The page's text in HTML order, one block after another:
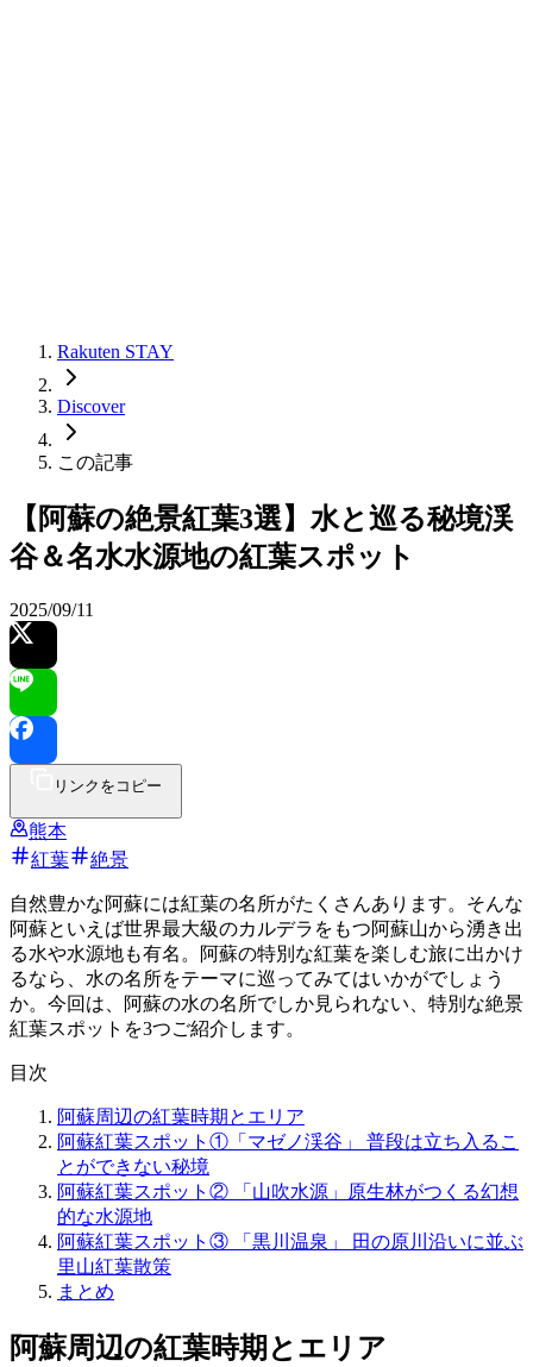
Rakuten STAY
Discover
この記事
【阿蘇の絶景紅葉3選】水と巡る秘境渓
谷＆名水水源地の紅葉スポット
2025/09/11
リンクをコピー
熊本
紅葉
絶景
自然豊かな阿蘇には紅葉の名所がたくさんあります。そんな
阿蘇といえば世界最大級のカルデラをもつ阿蘇山から湧き出
る水や水源地も有名。阿蘇の特別な紅葉を楽しむ旅に出かけ
るなら、水の名所をテーマに巡ってみてはいかがでしょう
か。今回は、阿蘇の水の名所でしか見られない、特別な絶景
紅葉スポットを3つご紹介します。
目次
阿蘇周辺の紅葉時期とエリア
阿蘇紅葉スポット①「マゼノ渓谷」 普段は立ち入るこ
とができない秘境
阿蘇紅葉スポット② 「山吹水源」原生林がつくる幻想
的な水源地
阿蘇紅葉スポット③ 「黒川温泉」 田の原川沿いに並ぶ
里山紅葉散策
まとめ
阿蘇周辺の紅葉時期とエリア